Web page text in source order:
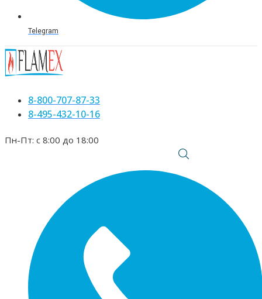
Telegram
8-800-707-87-33
8-495-432-10-16
Пн-Пт: с 8:00 до 18:00